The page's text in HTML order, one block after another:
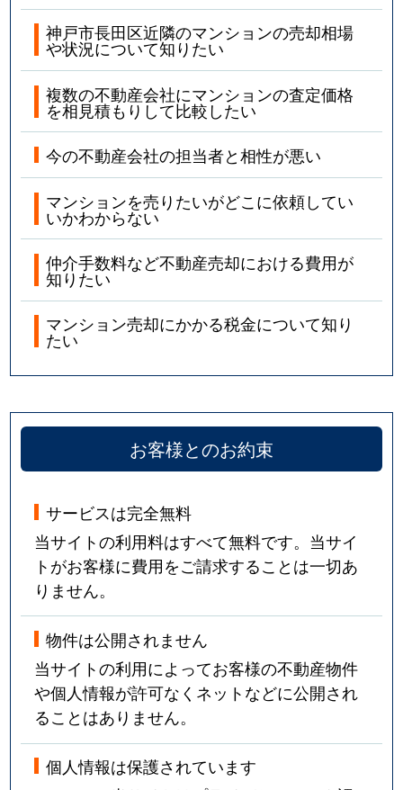
神戸市長田区近隣のマンションの売却相場
や状況について知りたい
複数の不動産会社にマンションの査定価格
を相見積もりして比較したい
今の不動産会社の担当者と相性が悪い
マンションを売りたいがどこに依頼してい
いかわからない
仲介手数料など不動産売却における費用が
知りたい
マンション売却にかかる税金について知り
たい
お客様とのお約束
サービスは完全無料
当サイトの利用料はすべて無料です。当サイ
トがお客様に費用をご請求することは一切あ
りません。
物件は公開されません
当サイトの利用によってお客様の不動産物件
や個人情報が許可なくネットなどに公開され
ることはありません。
個人情報は保護されています